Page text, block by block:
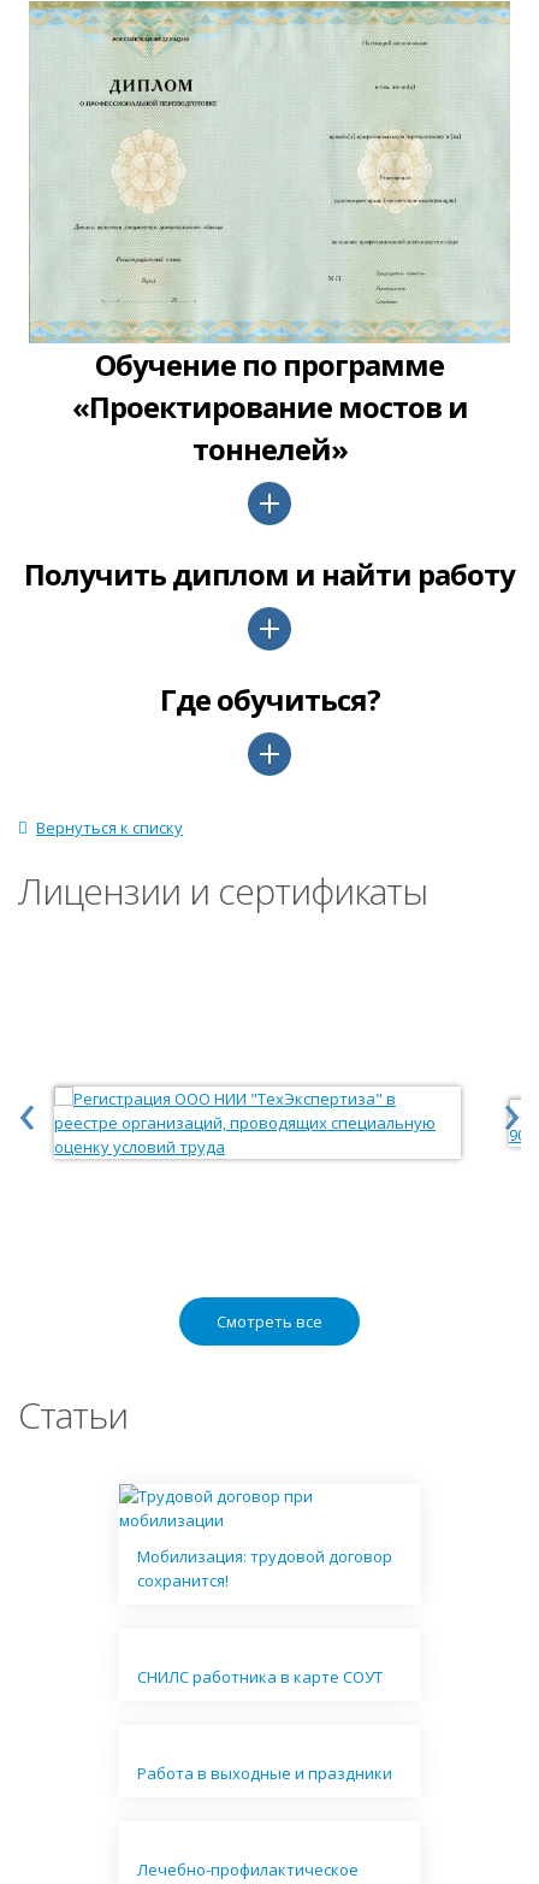
Обучение по программе
«Проектирование мостов и
тоннелей»
Получить диплом и найти работу
Где обучиться?
Вернуться к списку
Лицензии и сертификаты
‹ ›
Смотреть все
Статьи
Мобилизация: трудовой договор
сохранится!
СНИЛС работника в карте СОУТ
Работа в выходные и праздники
Лечебно-профилактическое